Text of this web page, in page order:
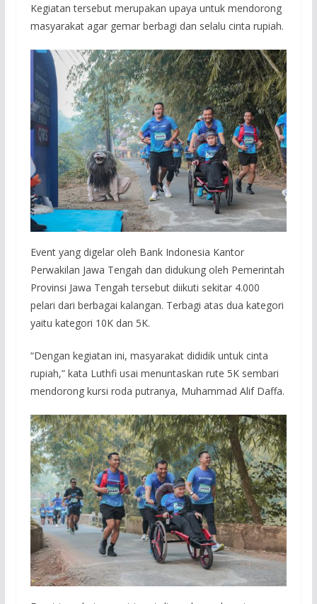
Kegiatan tersebut merupakan upaya untuk mendorong
masyarakat agar gemar berbagi dan selalu cinta rupiah.
Event yang digelar oleh Bank Indonesia Kantor
Perwakilan Jawa Tengah dan didukung oleh Pemerintah
Provinsi Jawa Tengah tersebut diikuti sekitar 4.000
pelari dari berbagai kalangan. Terbagi atas dua kategori
yaitu kategori 10K dan 5K.
“Dengan kegiatan ini, masyarakat dididik untuk cinta
rupiah,” kata Luthfi usai menuntaskan rute 5K sembari
mendorong kursi roda putranya, Muhammad Alif Daffa.